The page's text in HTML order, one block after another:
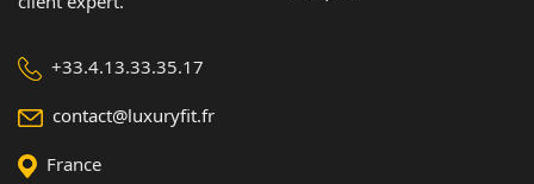
+33.4.13.33.35.17
contact@luxuryfit.fr
France